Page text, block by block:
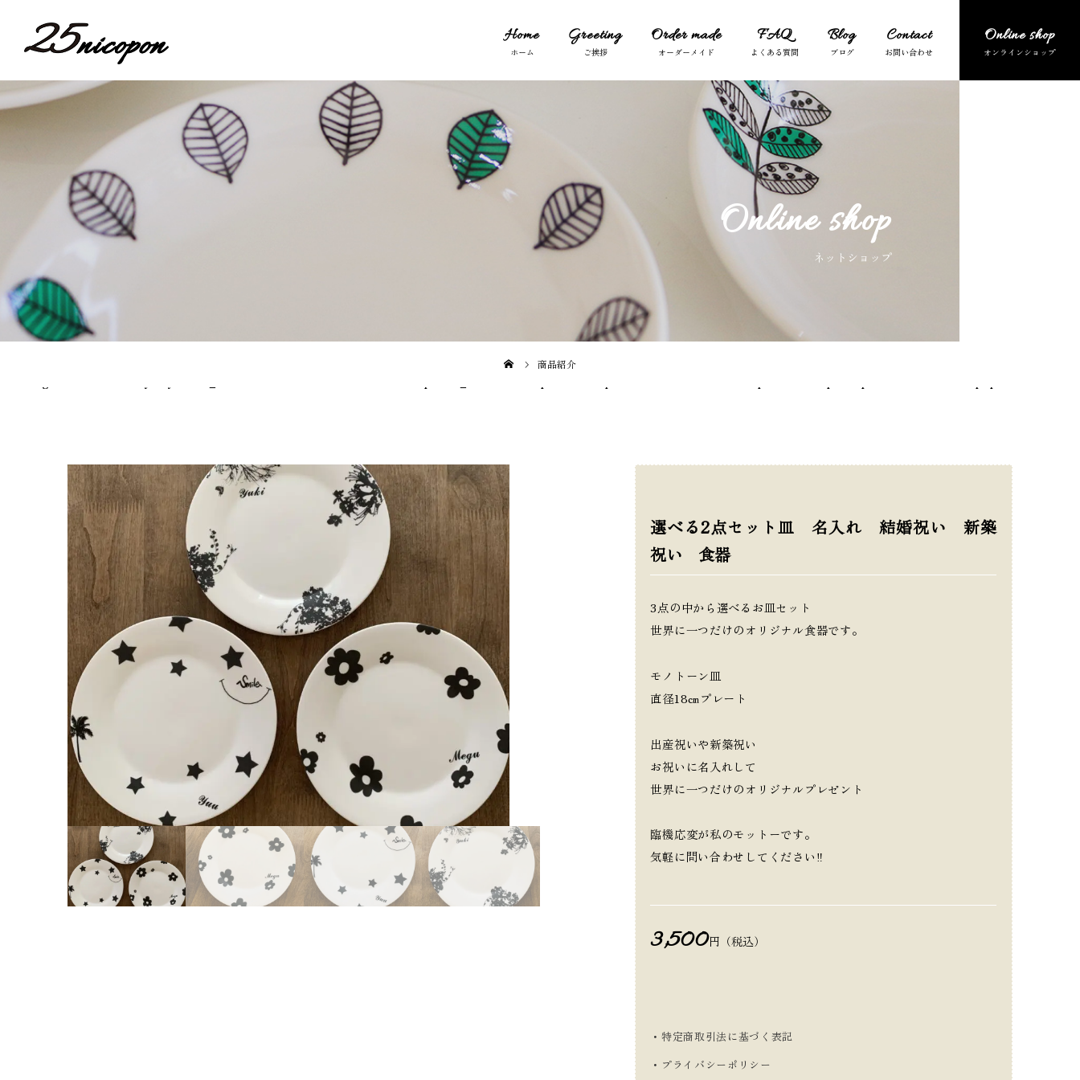
Home Greeting Order made FAQ Blog Contact Online shop
Online shop
ネットショップ
商品紹介
選べる2点セット皿 名入れ 結婚祝い 新築
祝い 食器
3点の中から選べるお皿セット
世界に一つだけのオリジナル食器です。
モノトーン皿
直径18㎝プレート
出産祝いや新築祝い
お祝いに名入れして
世界に一つだけのオリジナルプレゼント
臨機応変が私のモットーです。
気軽に問い合わせしてください‼
3,500円（税込）
・特定商取引法に基づく表記
・プライバシーポリシー